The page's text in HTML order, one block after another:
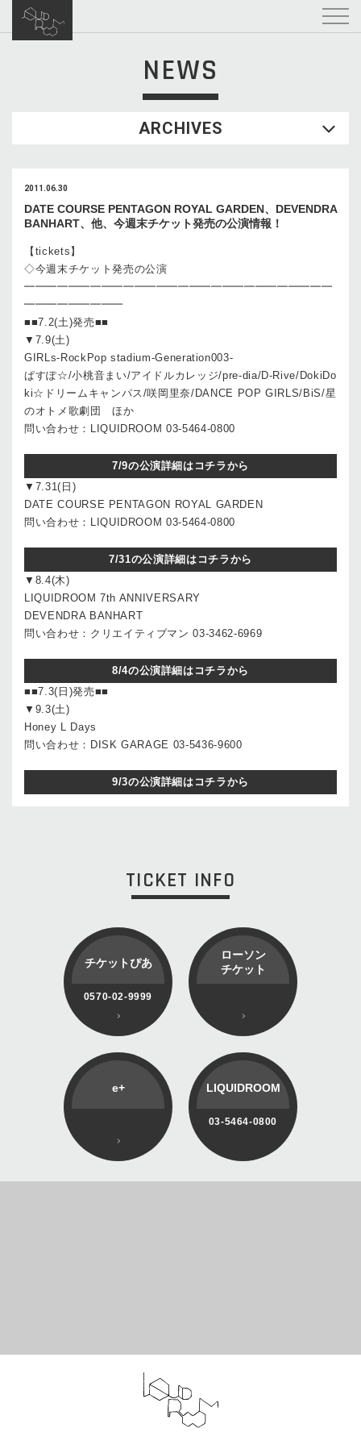
NEWS
ARCHIVES
2011.06.30
DATE COURSE PENTAGON ROYAL GARDEN、DEVENDRA
BANHART、他、今週末チケット発売の公演情報！
【tickets】
◇今週末チケット発売の公演
━━━━━━━━━━━━━━━━━━━━━━━━━━━━
━━━━━━━━━
■■7.2(土)発売■■
▼7.9(土)
GIRLs-RockPop stadium-Generation003-
ぱすぽ☆/小桃音まい/アイドルカレッジ/pre-dia/D-Rive/DokiDo
ki☆ドリームキャンパス/咲岡里奈/DANCE POP GIRLS/BiS/星
のオトメ歌劇団 ほか
問い合わせ：LIQUIDROOM 03-5464-0800
7/9の公演詳細はコチラから
▼7.31(日)
DATE COURSE PENTAGON ROYAL GARDEN
問い合わせ：LIQUIDROOM 03-5464-0800
7/31の公演詳細はコチラから
▼8.4(木)
LIQUIDROOM 7th ANNIVERSARY
DEVENDRA BANHART
問い合わせ：クリエイティブマン 03-3462-6969
8/4の公演詳細はコチラから
■■7.3(日)発売■■
▼9.3(土)
Honey L Days
問い合わせ：DISK GARAGE 03-5436-9600
9/3の公演詳細はコチラから
TICKET INFO
チケットぴあ
0570-02-9999
ローソン
チケット
e+ LIQUIDROOM
03-5464-0800